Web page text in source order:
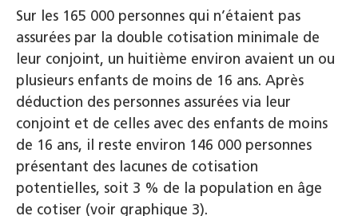
Sur les 165 000 personnes qui n’étaient pas
assurées par la double cotisation minimale de
leur conjoint, un huitième environ avaient un ou
plusieurs enfants de moins de 16 ans. Après
déduction des personnes assurées via leur
conjoint et de celles avec des enfants de moins
de 16 ans, il reste environ 146 000 personnes
présentant des lacunes de cotisation
potentielles, soit 3 % de la population en âge
de cotiser (voir graphique 3).